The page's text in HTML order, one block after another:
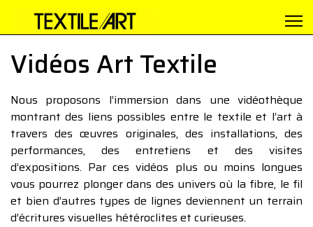
Vidéos Art Textile
Nous proposons l’immersion dans une vidéothèque
montrant des liens possibles entre le textile et l’art à
travers des œuvres originales, des installations, des
performances, des entretiens et des visites
d’expositions. Par ces vidéos plus ou moins longues
vous pourrez plonger dans des univers où la fibre, le fil
et bien d’autres types de lignes deviennent un terrain
d’écritures visuelles hétéroclites et curieuses.